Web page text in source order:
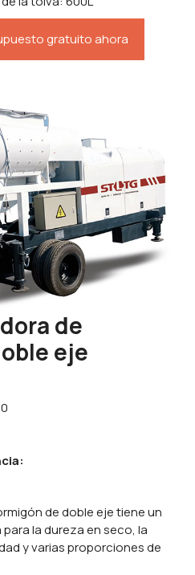
gratuito ahora
de
eje
de doble eje tiene un
la dureza en seco, la
y varias proporciones de